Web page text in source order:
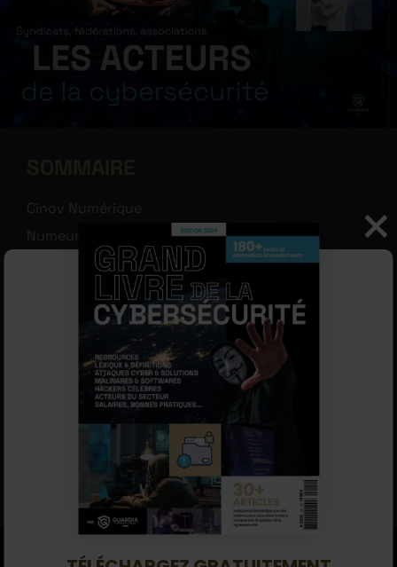
Cinov Numérique
Numeum
La Fédération française de la cybersécurité
La Fédération française de la sécurité privée
L’Alliance pour la confiance numérique
Le Cercle des femmes de la cybersécurité
Le CyberCercle